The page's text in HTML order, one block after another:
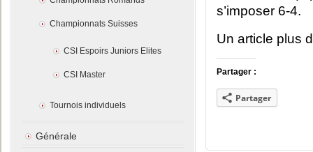
s’imposer 6-4.
Un article plus
Partager :
Partager
Championnats Suisses
CSI Espoirs Juniors Elites
CSI Master
Tournois individuels
Générale